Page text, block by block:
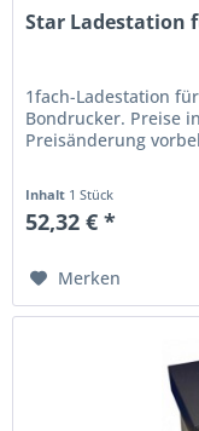
Star Ladestation
1fach-Ladestation
Bondrucker. Preise
Preisänderung
Inhalt 1 Stück
52,32 € *
Merken